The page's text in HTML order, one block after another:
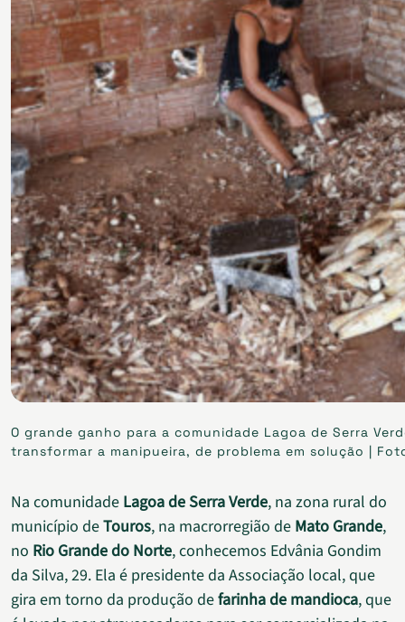
O grande ganho para a comunidade Lagoa de Serra
transformar a manipueira, de problema em solução |
Na comunidade Lagoa de Serra Verde, na zona rural do
município deTouros, na macrorregião de Mato Grande,
no Rio Grande do Norte, conhecemos Edvânia Gondim
da Silva, 29. Ela é presidente da Associação local, que
gira em torno da produção defarinha de mandioca, que